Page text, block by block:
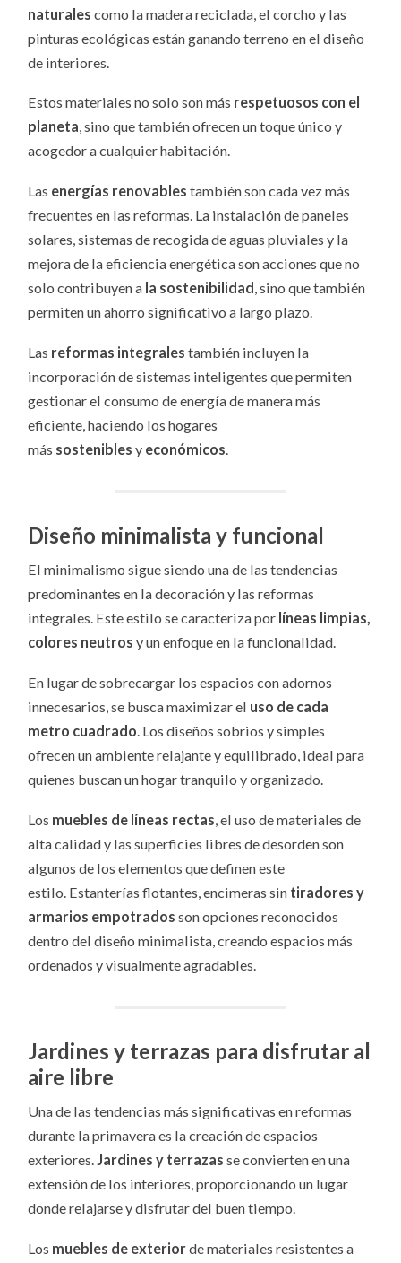
naturales como la madera reciclada, el corcho y las
pinturas ecológicas están ganando terreno en el diseño
de interiores.
Estos materiales no solo son más respetuosos con el
planeta, sino que también ofrecen un toque único y
acogedor a cualquier habitación.
Las energías renovables también son cada vez más
frecuentes en las reformas. La instalación de paneles
solares, sistemas de recogida de aguas pluviales y la
mejora de la eficiencia energética son acciones que no
solo contribuyen a la sostenibilidad , sino que también
permiten un ahorro significativo a largo plazo.
Las reformas integrales también incluyen la
incorporación de sistemas inteligentes que permiten
gestionar el consumo de energía de manera más
eficiente, haciendo los hogares
más sostenibles y económicos.
Diseño minimalista y funcional
El minimalismo sigue siendo una de las tendencias
predominantes en la decoración y las reformas
integrales. Este estilo se caracteriza por líneas limpias,
colores neutros y un enfoque en la funcionalidad.
En lugar de sobrecargar los espacios con adornos
innecesarios, se busca maximizar el uso de cada
metro cuadrado. Los diseños sobrios y simples
ofrecen un ambiente relajante y equilibrado, ideal para
quienes buscan un hogar tranquilo y organizado.
Los muebles de líneas rectas, el uso de materiales de
alta calidad y las superficies libres de desorden son
algunos de los elementos que definen este
estilo. Estanterías flotantes, encimeras sin tiradores y
armarios empotradosson opciones reconocidos
dentro del diseño minimalista, creando espacios más
ordenados y visualmente agradables.
Jardines y terrazas para disfrutar al
aire libre
Una de las tendencias más significativas en reformas
durante la primavera es la creación de espacios
exteriores.Jardines y terrazas se convierten en una
extensión de los interiores, proporcionando un lugar
donde relajarse y disfrutar del buen tiempo.
Los muebles de exteriorde materiales resistentes a